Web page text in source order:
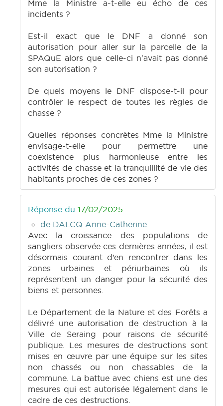
Mme la Ministre a-t-elle eu écho de ces
incidents ?
Est-il exact que le DNF a donné son
autorisation pour aller sur la parcelle de la
SPAQuE alors que celle-ci n'avait pas donné
son autorisation ?
De quels moyens le DNF dispose-t-il pour
contrôler le respect de toutes les règles de
chasse ?
Quelles réponses concrètes Mme la Ministre
envisage-t-elle pour permettre une
coexistence plus harmonieuse entre les
activités de chasse et la tranquillité de vie des
habitants proches de ces zones ?
Réponse du 17/02/2025
de DALCQ Anne-Catherine
Avec la croissance des populations de
sangliers observée ces dernières années, il est
désormais courant d’en rencontrer dans les
zones urbaines et périurbaines où ils
représentent un danger pour la sécurité des
biens et personnes.
Le Département de la Nature et des Forêts a
délivré une autorisation de destruction à la
Ville de Seraing pour raisons de sécurité
publique. Les mesures de destructions sont
mises en œuvre par une équipe sur les sites
non chassés ou non chassables de la
commune. La battue avec chiens est une des
mesures qui est autorisée légalement dans le
cadre de ces destructions.